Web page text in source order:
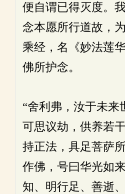
便自谓已得灭度。
念本愿所行道故，
乘经，名《妙法莲
佛所护念。
“舍利弗，汝于未来
可思议劫，供养若
持正法，具足菩萨
作佛，号曰华光如
知、明行足、善逝